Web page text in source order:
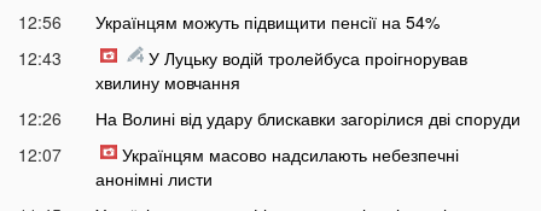
12:56
Українцям можуть підвищити пенсії на 54%
12:43
У Луцьку водій тролейбуса проігнорував
хвилину мовчання
12:26
На Волині від удару блискавки загорілися дві споруди
12:07
Українцям масово надсилають небезпечні
анонімні листи